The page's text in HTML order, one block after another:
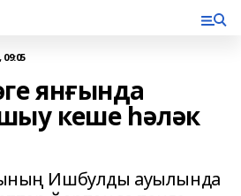
янғында
кеше һәләк
Ишбулды ауылында